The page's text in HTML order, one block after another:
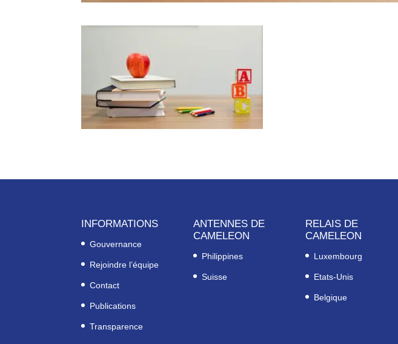
INFORMATIONS
Gouvernance
Rejoindre l’équipe
Contact
Publications
Transparence
ANTENNES DE
CAMELEON
Philippines
Suisse
RELAIS DE
CAMELEON
Luxembourg
Etats-Unis
Belgique